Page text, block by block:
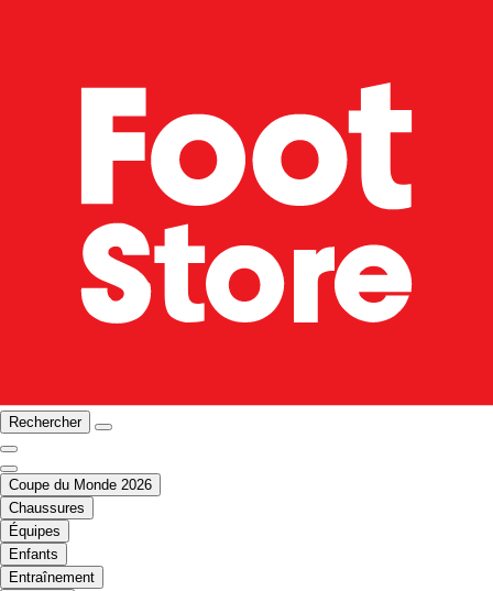
Rechercher
Coupe du Monde 2026
Chaussures
Équipes
Enfants
Entraînement